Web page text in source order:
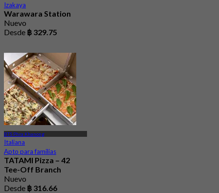
Izakaya
Warawara Station
Nuevo
Desde ฿ 329.75
BTS Phra Khanong
Italiana
Apto para familias
TATAMI Pizza – 42
Tee-Off Branch
Nuevo
Desde ฿ 316.66